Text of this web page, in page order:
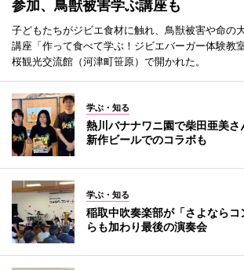
参加、鳥獣被害学ぶ講座も
子どもたちがジビエ食材に触れ、鳥獣被害や命の
講座「作って食べて学ぶ！ジビエバーガー体験教
桜観光交流館（河津町笹原）で開かれた。
学ぶ・知る
熱川バナナワニ園で柴田亜美
新作ビールでのコラボも
学ぶ・知る
稲取中吹奏楽部が「さよなら
らも加わり最後の演奏会